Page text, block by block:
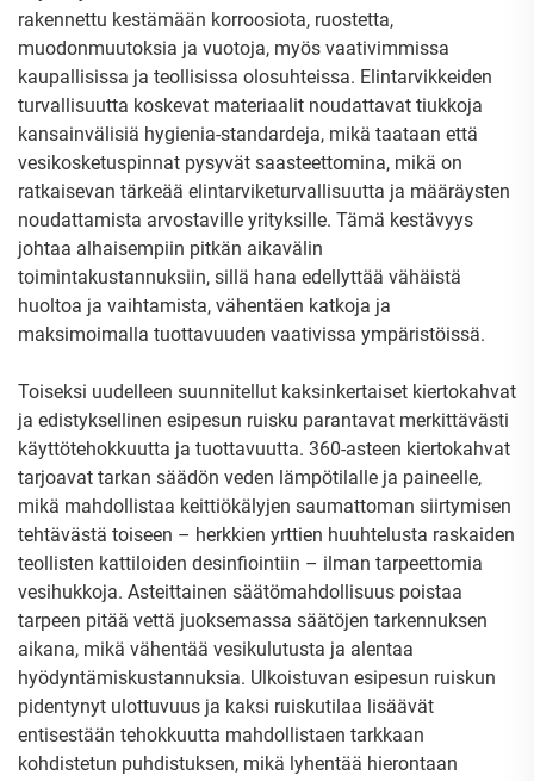
rakennettu kestämään korroosiota, ruostetta,
muodonmuutoksia ja vuotoja, myös vaativimmissa
kaupallisissa ja teollisissa olosuhteissa. Elintarvikkeiden
turvallisuutta koskevat materiaalit noudattavat tiukkoja
kansainvälisiä hygienia-standardeja, mikä taataan että
vesikosketuspinnat pysyvät saasteettomina, mikä on
ratkaisevan tärkeää elintarviketurvallisuutta ja määräysten
noudattamista arvostaville yrityksille. Tämä kestävyys
johtaa alhaisempiin pitkän aikavälin
toimintakustannuksiin, sillä hana edellyttää vähäistä
huoltoa ja vaihtamista, vähentäen katkoja ja
maksimoimalla tuottavuuden vaativissa ympäristöissä.
Toiseksi uudelleen suunnitellut kaksinkertaiset kiertokahvat
ja edistyksellinen esipesun ruisku parantavat merkittävästi
käyttötehokkuutta ja tuottavuutta. 360-asteen kiertokahvat
tarjoavat tarkan säädön veden lämpötilalle ja paineelle,
mikä mahdollistaa keittiökälyjen saumattoman siirtymisen
tehtävästä toiseen – herkkien yrttien huuhtelusta raskaiden
teollisten kattiloiden desinfiointiin – ilman tarpeettomia
vesihukkoja. Asteittainen säätömahdollisuus poistaa
tarpeen pitää vettä juoksemassa säätöjen tarkennuksen
aikana, mikä vähentää vesikulutusta ja alentaa
hyödyntämiskustannuksia. Ulkoistuvan esipesun ruiskun
pidentynyt ulottuvuus ja kaksi ruiskutilaa lisäävät
entisestään tehokkuutta mahdollistaen tarkkaan
kohdistetun puhdistuksen, mikä lyhentää hierontaan